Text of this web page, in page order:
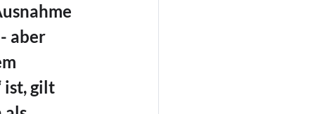
aber
ist, gilt